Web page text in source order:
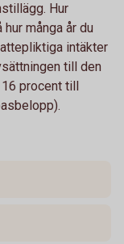
Hur
många år du
intäkter
till den
16 procent till